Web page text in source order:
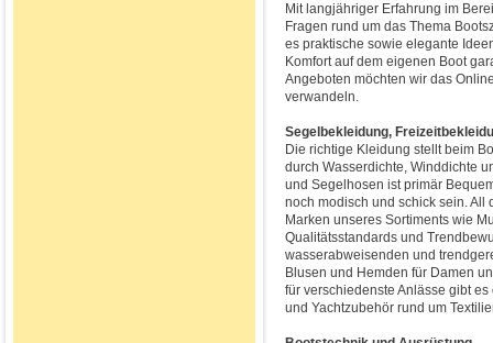
Mit langjähriger Erfahrung im
Fragen rund um das Thema
es praktische sowie elegante
Komfort auf dem eigenen Boot
Angeboten möchten wir das
verwandeln.
Segelbekleidung,
Die richtige Kleidung stellt beim
durch Wasserdichte, Winddichte
und Segelhosen ist primär
noch modisch und schick sein. All
Marken unseres Sortiments wie
Qualitätsstandards und
wasserabweisenden und
Blusen und Hemden für Damen
für verschiedenste Anlässe gibt
und Yachtzubehör rund um